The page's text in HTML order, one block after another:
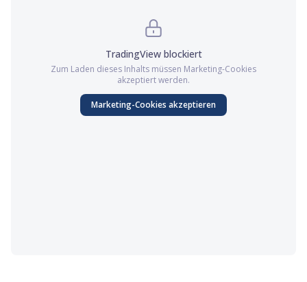
TradingViewblockiert
Zum Laden dieses Inhalts müssen Marketing-Cookies
akzeptiert werden.
Marketing-Cookies akzeptieren